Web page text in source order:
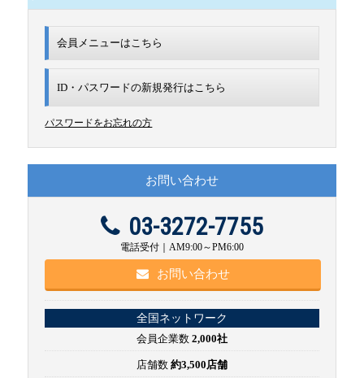
会員メニューはこちら
ID・パスワードの新規発行はこちら
パスワードをお忘れの方
お問い合わせ
03-3272-7755
電話受付｜AM9:00～PM6:00
お問い合わせ
全国ネットワーク
会員企業数 2,000社
店舗数 約3,500店舗